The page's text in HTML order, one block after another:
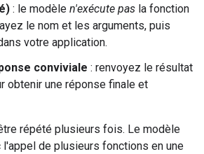
: le modèle n'exécute pas la fonction
le nom et les arguments, puis
votre application.
conviviale : renvoyez le résultat
obtenir une réponse finale et
répété plusieurs fois. Le modèle
de plusieurs fonctions en une